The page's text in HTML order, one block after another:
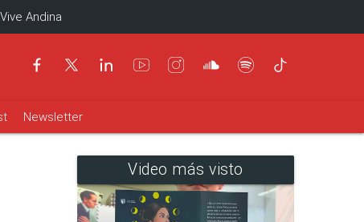
Vive Andina
Newsletter
Video más visto